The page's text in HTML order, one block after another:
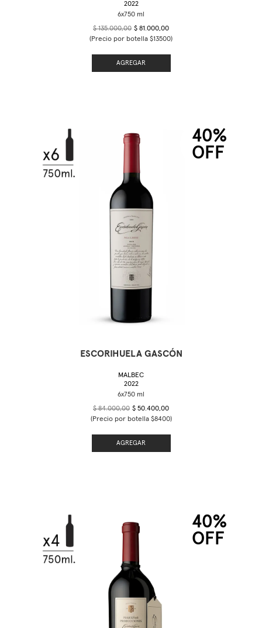
2022
$ 135.000,00 $ 81.000,00
(Precio por botella $13500)
AGREGAR
40%
OFF
ESCORIHUELA GASCÓN
MALBEC
2022
$ 84.000,00 $ 50.400,00
(Precio por botella $8400)
AGREGAR
40%
OFF